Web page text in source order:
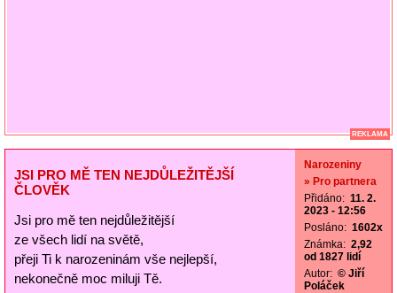
REKLAMA
JSI PRO MĚ TEN NEJDŮLEŽITĚJŠÍ
ČLOVĚK
Jsi pro mě ten nejdůležitější
ze všech lidí na světě,
přeji Ti k narozeninám vše nejlepší,
nekonečně moc miluji Tě.
Narozeniny
» Pro partnera
Přidáno: 11. 2.
2023 - 12:56
Posláno: 1602x
Známka: 2,92
od 1827 lidí
Autor: © Jiří
Poláček